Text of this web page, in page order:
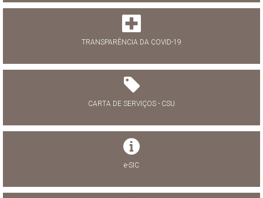
TRANSPARÊNCIA DA COVID-19
CARTA DE SERVIÇOS - CSU
e-SIC